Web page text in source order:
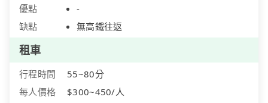
優點
-
缺點
無高鐵往返
租車
行程時間
55~80分
每人價格
$300~450/人